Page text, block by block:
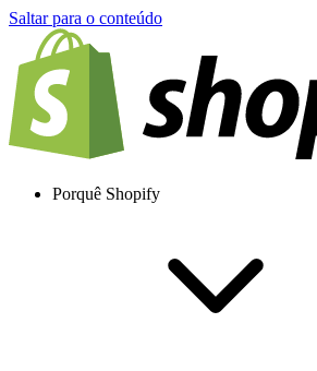
Saltar para o conteúdo
Porquê Shopify